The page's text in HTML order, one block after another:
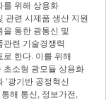
를 위해 상용화
관련 시제품 생산 지원
을 통한 광통신 및
관련 기술경쟁력
로 한다. 이를 위해
초소형 광모듈 상용화
‘광기반 공정혁신
해 통신, 정보가전,